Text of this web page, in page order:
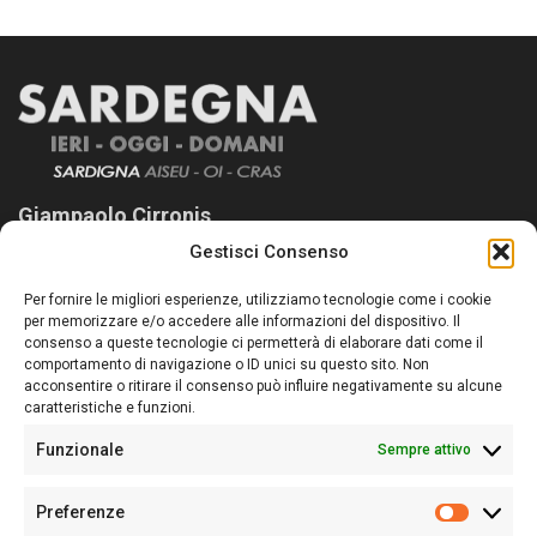
Gestisci Consenso
Per fornire le migliori esperienze, utilizziamo tecnologie come i cookie
per memorizzare e/o accedere alle informazioni del dispositivo. Il
consenso a queste tecnologie ci permetterà di elaborare dati come il
comportamento di navigazione o ID unici su questo sito. Non
acconsentire o ritirare il consenso può influire negativamente su alcune
caratteristiche e funzioni.
Funzionale Sempre attivo
Preferenze
Giampaolo Cirronis
Sardegna Ieri-Oggi-Domani nasce per informare “liberamente” i
lettori su quanto accade in Sardegna, con un occhio rivolto al
nostro passato e, soprattutto, al nostro futuro
Follow Us
Sede:Via Cristoforo Colombo 09013 Carbonia